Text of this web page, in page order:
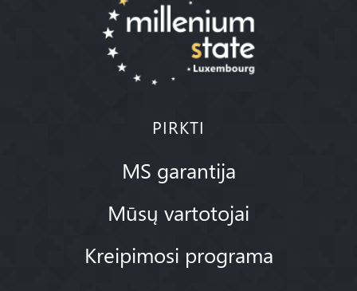
PIRKTI
MS garantija
Mūsų vartotojai
Kreipimosi programa